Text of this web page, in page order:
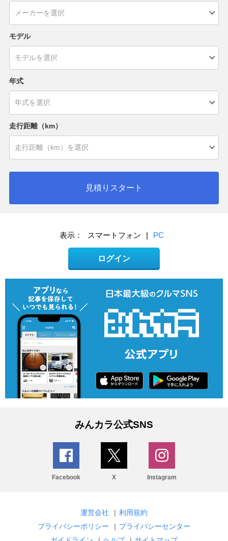
モデル
年式
走行距離（km）
見積りスタート
表示： スマートフォン | PC
ログイン
みんカラ公式SNS
Facebook X Instagram
運営会社 | 利用規約
プライバシーポリシー
| プライバシーセンター